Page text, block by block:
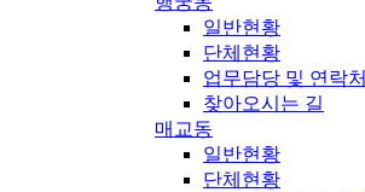
일반현황
단체현황
업무담당 및 연락처
찾아오시는 길
매교동
일반현황
단체현황